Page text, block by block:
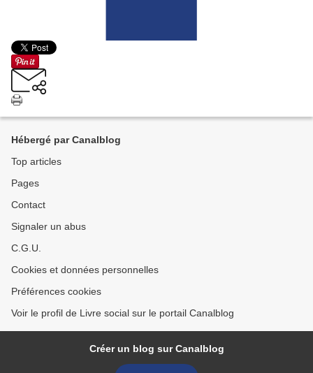
Hébergé par Canalblog
Top articles
Pages
Contact
Signaler un abus
C.G.U.
Cookies et données personnelles
Préférences cookies
Voir le profil de Livre social sur le portail Canalblog
Créer un blog sur Canalblog